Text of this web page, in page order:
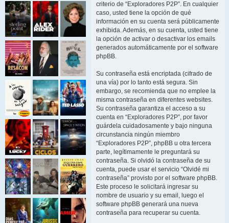
criterio de “Exploradores P2P”. En cualquier
caso, usted tiene la opción de qué
información en su cuenta será públicamente
exhibida. Además, en su cuenta, usted tiene
la opción de activar o desactivar los emails
generados automáticamente por el software
phpBB.
Su contraseña está encriptada (cifrado de
una vía) por lo tanto está segura. Sin
embargo, se recomienda que no emplee la
misma contraseña en diferentes websites.
Su contraseña garantiza el acceso a su
cuenta en “Exploradores P2P”, por favor
guárdela cuidadosamente y bajo ninguna
circunstancia ningún miembro
“Exploradores P2P”, phpBB u otra tercera
parte, legítimamente le preguntará su
contraseña. Si olvidó la contraseña de su
cuenta, puede usar el servicio “Olvidé mi
contraseña” provisto por el software phpBB.
Este proceso le solicitará ingresar su
nombre de usuario y su email, luego el
software phpBB generará una nueva
contraseña para recuperar su cuenta.